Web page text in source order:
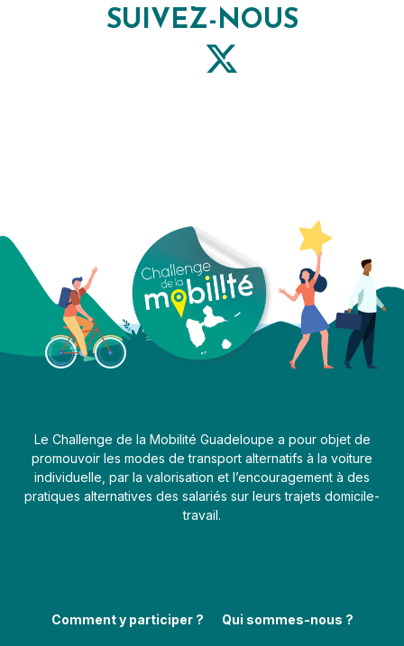
SUIVEZ-NOUS
Le Challenge de la Mobilité Guadeloupe a pour objet de
promouvoir les modes de transport alternatifs à la voiture
individuelle, par la valorisation et l’encouragement à des
pratiques alternatives des salariés sur leurs trajets domicile-
travail.
Comment y participer ? Qui sommes-nous ?